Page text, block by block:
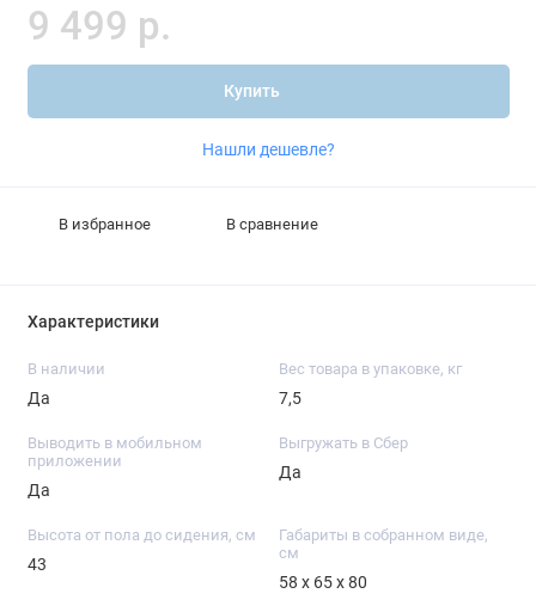
9 499 р.
Купить
Нашли дешевле?
В избранное В сравнение
Характеристики
В наличии
Да
Вес товара в упаковке, кг
7,5
Выводить в мобильном
приложении
Да
Выгружать в Сбер
Да
Высота от пола до сидения, см
43
Габариты в собранном виде,
см
58 х 65 х 80